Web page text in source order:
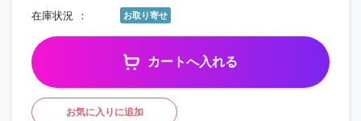
在庫状況 お取り寄せ
カートへ入れる
お気に入りに追加